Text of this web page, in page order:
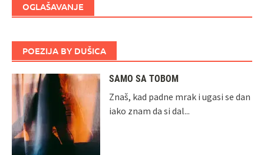
OGLAŠAVANJE
POEZIJA BY DUŠICA
SAMO SA TOBOM
Znaš, kad padne mrak i ugasi se dan
iako znam da si dal...